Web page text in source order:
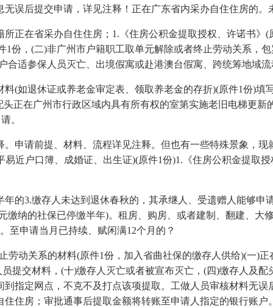
误后提交申请，详见注释！正在广东省内采办自住住房的。
在省采办自住住房；1.《住房公积金提取授权、许诺书》(
份，(二)非广州市户籍职工取单元解除或者终止劳动关系，
适参保人员灭亡、出境假寓或赴港澳台假寓、跨统筹地域
退休证或养老金审定表、领取养老金的存折)(原件1份)填
正在广州市行政区域内具有所有权的室第实施老旧电梯更
。
请前提、材料、流程详见注释。但也有一些特殊景象，现
近户口簿、成婚证、出生证)(原件1份)1.《住房公积金提取
3.缴存人未达到退休春秋的，其承继人、受遗赠人能够申
纳的社保已停缴半年)。租房、购房、或者建制、翻建、大
至申请当月已持续、赋闲满12个月的？
关系的材料(原件1份，加入省曲社保的缴存人供给)(一)正
提交材料，(十)缴存人灭亡或者被宣布灭亡，(四)缴存人及
指定网点，不克不及打点该项提取。工做人员审核材料无
住房；审批通事后提取金额将转账至申请人指定的银行账